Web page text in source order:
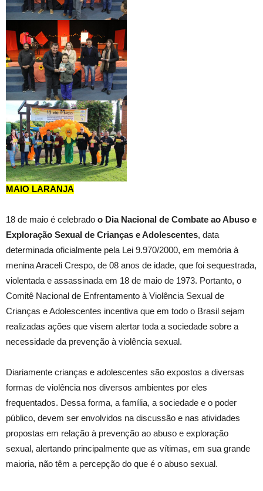
MAIO LARANJA
18 de maio é celebrado o Dia Nacional de Combate ao Abuso e
Exploração Sexual de Crianças e Adolescentes, data
determinada oficialmente pela Lei 9.970/2000, em memória à
menina Araceli Crespo, de 08 anos de idade, que foi sequestrada,
violentada e assassinada em 18 de maio de 1973. Portanto, o
Comitê Nacional de Enfrentamento à Violência Sexual de
Crianças e Adolescentes incentiva que em todo o Brasil sejam
realizadas ações que visem alertar toda a sociedade sobre a
necessidade da prevenção à violência sexual.
Diariamente crianças e adolescentes são expostos a diversas
formas de violência nos diversos ambientes por eles
frequentados. Dessa forma, a família, a sociedade e o poder
público, devem ser envolvidos na discussão e nas atividades
propostas em relação à prevenção ao abuso e exploração
sexual, alertando principalmente que as vítimas, em sua grande
maioria, não têm a percepção do que é o abuso sexual.